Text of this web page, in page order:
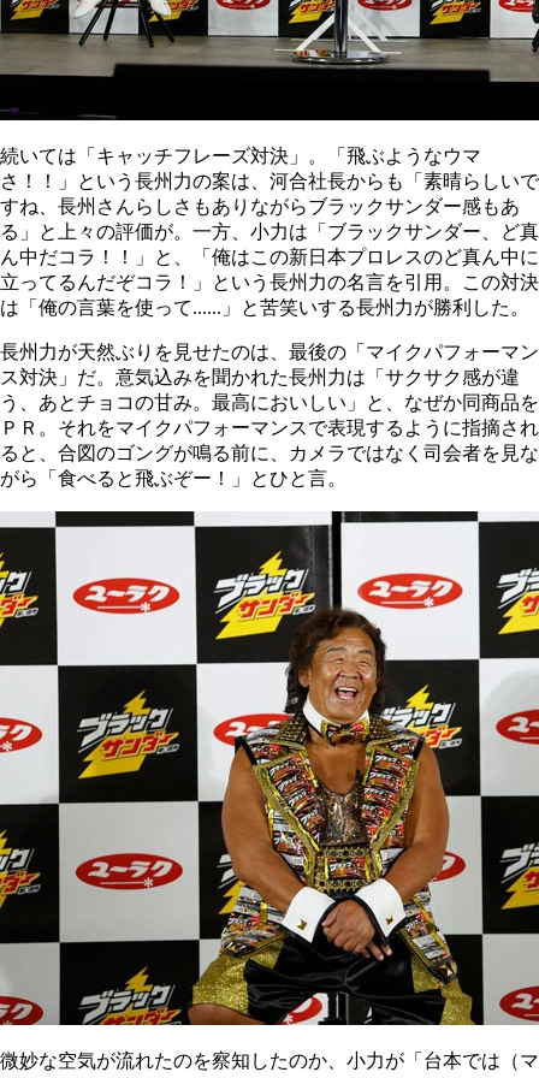
続いては「キャッチフレーズ対決」。「飛ぶようなウマ
さ！！」という長州力の案は、河合社長からも「素晴らしいで
すね、長州さんらしさもありながらブラックサンダー感もあ
る」と上々の評価が。一方、小力は「ブラックサンダー、ど真
ん中だコラ！！」と、「俺はこの新日本プロレスのど真ん中に
立ってるんだぞコラ！」という長州力の名言を引用。この対決
は「俺の言葉を使って......」と苦笑いする長州力が勝利した。
長州力が天然ぶりを見せたのは、最後の「マイクパフォーマン
ス対決」だ。意気込みを聞かれた長州力は「サクサク感が違
う、あとチョコの甘み。最高においしい」と、なぜか同商品を
ＰＲ。それをマイクパフォーマンスで表現するように指摘され
ると、合図のゴングが鳴る前に、カメラではなく司会者を見な
がら「食べると飛ぶぞー！」とひと言。
微妙な空気が流れたのを察知したのか、小力が「台本では（マ